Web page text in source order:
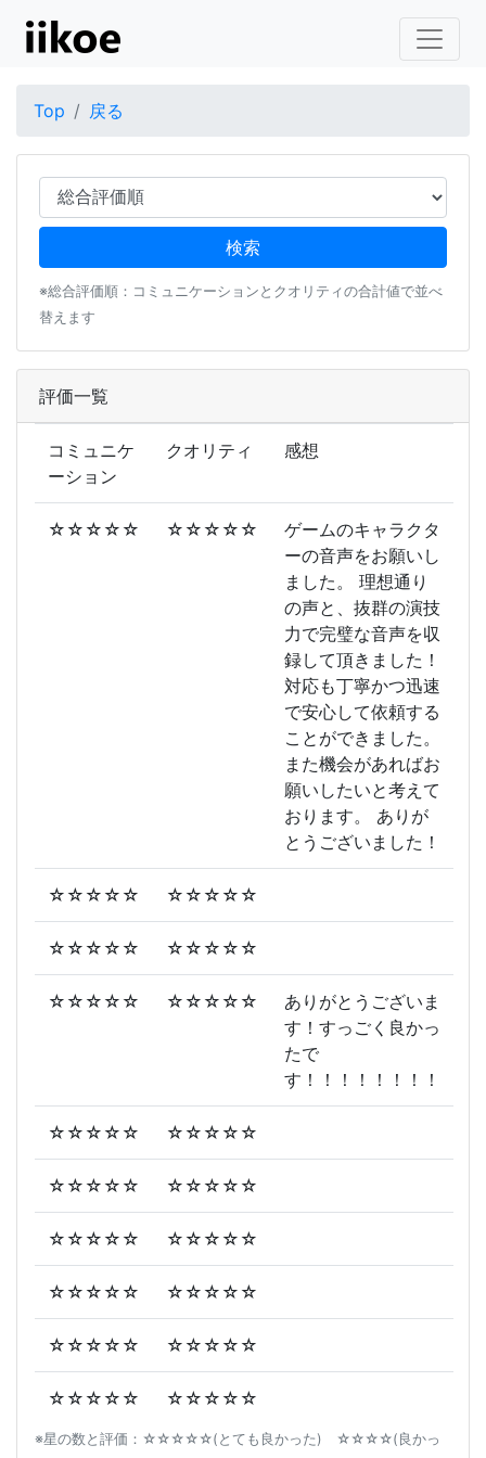
Top 戻る
※総合評価順：コミュニケーションとクオリティの合計値で並べ
替えます
評価一覧
コミュニケ
ーション
クオリティ 感想
☆☆☆☆☆ ☆☆☆☆☆
ゲームのキャラクタ
ーの音声をお願いし
ました。 理想通り
の声と、抜群の演技
力で完璧な音声を収
録して頂きました！
対応も丁寧かつ迅速
で安心して依頼する
ことができました。
また機会があればお
願いしたいと考えて
おります。 ありが
とうございました！
☆☆☆☆☆ ☆☆☆☆☆
☆☆☆☆☆ ☆☆☆☆☆
☆☆☆☆☆ ☆☆☆☆☆
ありがとうございま
す！すっごく良かっ
たで
す！！！！！！！！
☆☆☆☆☆ ☆☆☆☆☆
☆☆☆☆☆ ☆☆☆☆☆
☆☆☆☆☆ ☆☆☆☆☆
☆☆☆☆☆ ☆☆☆☆☆
☆☆☆☆☆ ☆☆☆☆☆
☆☆☆☆☆ ☆☆☆☆☆
※星の数と評価：☆☆☆☆☆(とても良かった) ☆☆☆☆(良かっ